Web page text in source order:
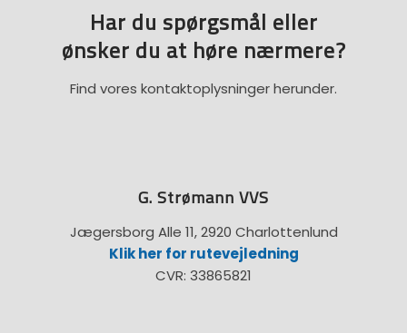
Har du spørgsmål eller
​ønsker du at høre nærmere?
Find vores kontaktoplysninger herunder.
G. Strømann VVS
Jægersborg Alle 11, 2920 Charlottenlund
Klik her for rutevejledning
CVR: 33865821